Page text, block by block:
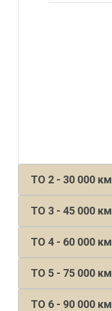
ТО 2 - 30 000 км
ТО 3 - 45 000 км
ТО 4 - 60 000 км
ТО 5 - 75 000 км
ТО 6 - 90 000 км